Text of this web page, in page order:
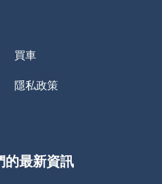
買車
隱私政策
的最新資訊